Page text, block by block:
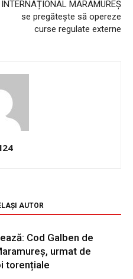
INTERNAȚIONAL MARAMUREȘ
se pregătește să opereze
curse regulate externe
AUTOR
Cod Galben de
urmat de
torențiale